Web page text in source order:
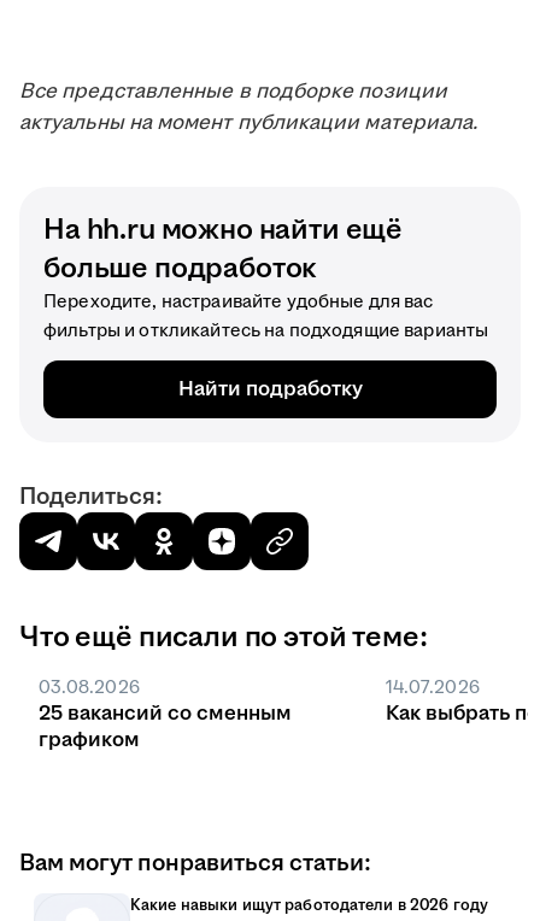
Все представленные в подборке позиции
актуальны на момент публикации материала.
На hh.ru можно найти ещё
больше подработок
Переходите, настраивайте удобные для вас
фильтры и откликайтесь на подходящие варианты
Найти подработку
Поделиться:
Что ещё писали по этой теме:
03.08.2026
25 вакансий со сменным
графиком
14.07.2026
Как выбрать
Вам могут понравиться статьи:
Какие навыки ищут работодатели в 2026 году